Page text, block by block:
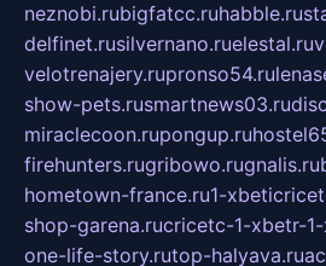
neznobi.rubigfatcc.ruhabble.ru
delfinet.rusilvernano.ruelestal.ru
velotrenajery.rupronso54.ru
show-pets.rusmartnews03.ru
miraclecoon.rupongup.ru
firehunters.rugribowo.rugnalis.ru
hometown-france.ru1-
shop-garena.rucricetc-1-xbetr-
one-life-story.rutop-halyava.ru